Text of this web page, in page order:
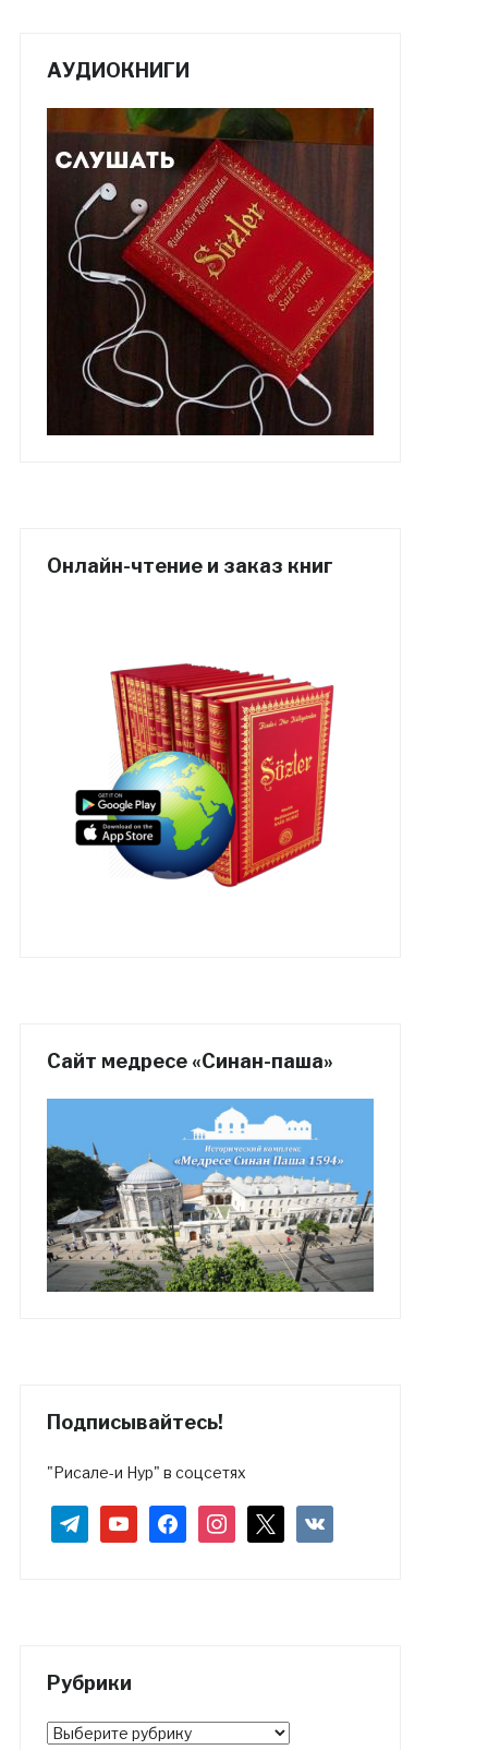
АУДИОКНИГИ
Онлайн-чтение и заказ книг
Сайт медресе «Синан-паша»
Подписывайтесь!
"Рисале-и Нур" в соцсетях
telegramyoutubefacebookinstagram vkontakte
Рубрики
Рубрики